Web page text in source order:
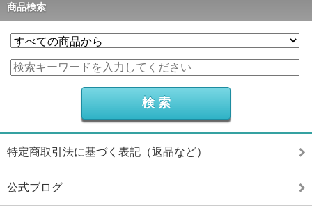
商品検索
特定商取引法に基づく表記（返品など）
公式ブログ